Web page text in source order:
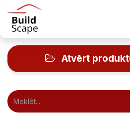
Skip to Content
Atvērt